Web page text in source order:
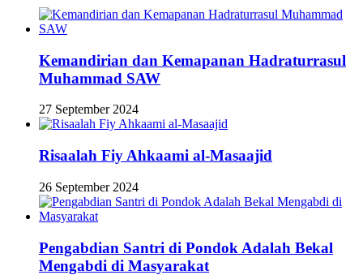
Kemandirian dan Kemapanan Hadraturrasul
Muhammad SAW
27 September 2024
Risaalah Fiy Ahkaami al-Masaajid
26 September 2024
Pengabdian Santri di Pondok Adalah Bekal
Mengabdi di Masyarakat